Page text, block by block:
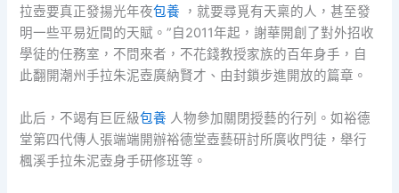
拉壺要真正發揚光年夜包養 ，就要尋覓有天稟的人，甚至發
明一些平易近間的天賦。”自2011年起，謝華開創了對外招收
學徒的任務室，不問來者，不花錢教授家族的百年身手，自
此翻開潮州手拉朱泥壺廣納賢才、由封鎖步進開放的篇章。
此后，不竭有巨匠級包養 人物參加關閉授藝的行列。如裕德
堂第四代傳人張端端開辦裕德堂壺藝研討所廣收門徒，舉行
楓溪手拉朱泥壺身手研修班等。